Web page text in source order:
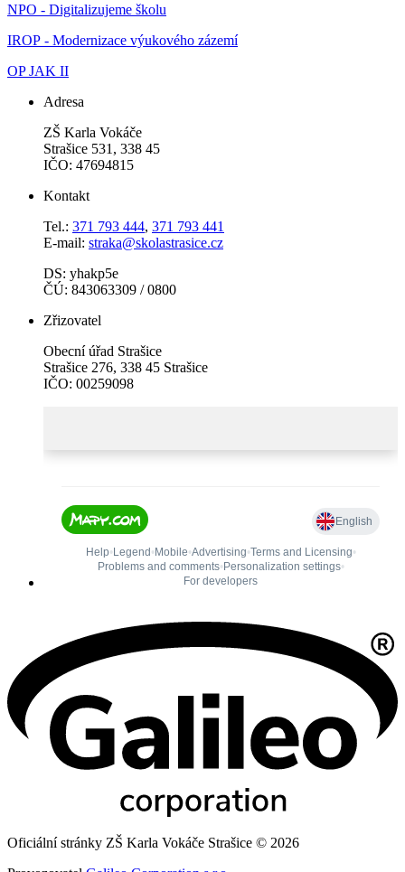
NPO - Digitalizujeme školu
IROP - Modernizace výukového zázemí
OP JAK II
Adresa
ZŠ Karla Vokáče
Strašice 531, 338 45
IČO: 47694815
Kontakt
Tel.: 371 793 444, 371 793 441
E-mail: straka@skolastrasice.cz
DS: yhakp5e
ČÚ: 843063309 / 0800
Zřizovatel
Obecní úřad Strašice
Strašice 276, 338 45 Strašice
IČO: 00259098
Oficiální stránky ZŠ Karla Vokáče Strašice © 2026